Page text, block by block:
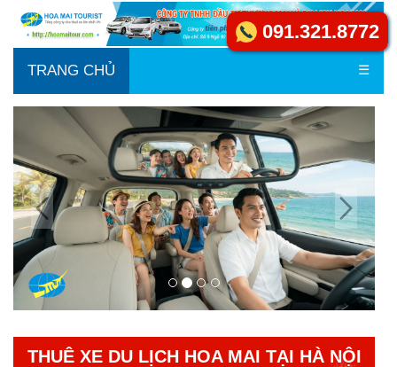
TRANG CHỦ ☰
THUÊ XE DU LỊCH HOA MAI TẠI HÀ NỘI
091.321.8772